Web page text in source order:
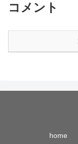
コメント
home